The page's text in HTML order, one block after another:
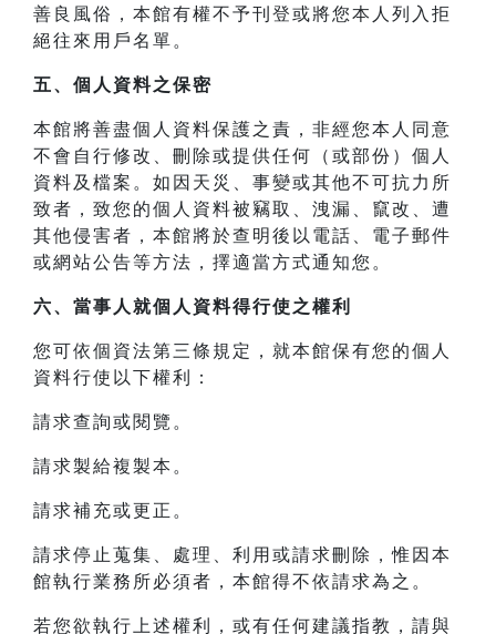
善良風俗，本館有權不予刊登或將您本人列入拒
絕往來用戶名單。
五、個人資料之保密
本館將善盡個人資料保護之責，非經您本人同意
不會自行修改、刪除或提供任何（或部份）個人
資料及檔案。如因天災、事變或其他不可抗力所
致者，致您的個人資料被竊取、洩漏、竄改、遭
其他侵害者，本館將於查明後以電話、電子郵件
或網站公告等方法，擇適當方式通知您。
六、當事人就個人資料得行使之權利
您可依個資法第三條規定，就本館保有您的個人
資料行使以下權利：
請求查詢或閱覽。
請求製給複製本。
請求補充或更正。
請求停止蒐集、處理、利用或請求刪除，惟因本
館執行業務所必須者，本館得不依請求為之。
若您欲執行上述權利，或有任何建議指教，請與